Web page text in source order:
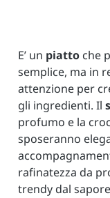
E’ un piatto che
semplice, ma in
attenzione per
gli ingredienti. Il
profumo e la
sposeranno
rafinatezza da
trendy dal sapore